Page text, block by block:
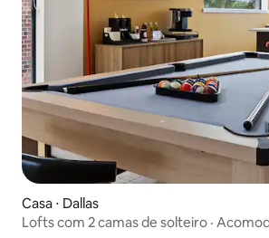
Casa ⋅ Dallas
Lofts com 2 camas de solteiro ·